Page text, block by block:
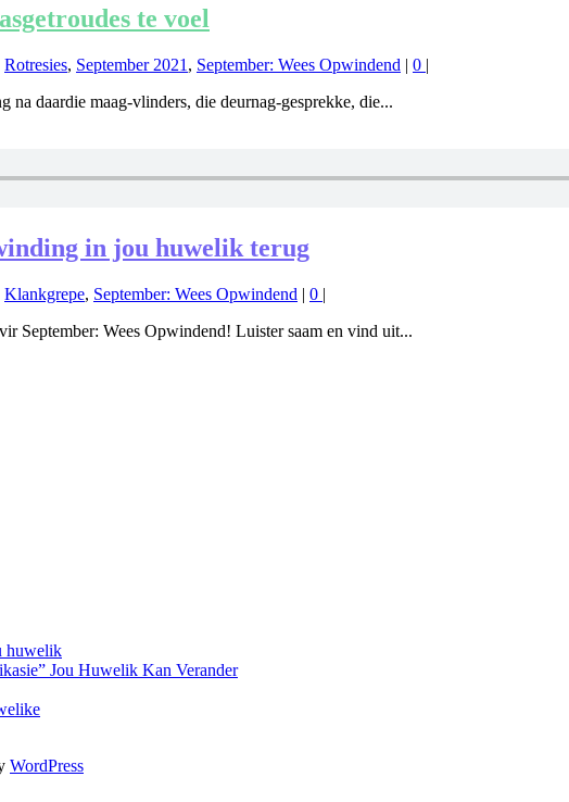
te voel
Rotresies, September 2021 , September: Wees Opwindend | 0 |
na daardie maag-vlinders, die deurnag-gesprekke, die...
in jou huwelik terug
Klankgrepe, September: Wees Opwindend | 0 |
September: Wees Opwindend! Luister saam en vind uit...
huwelik
Jou Huwelik Kan Verander
WordPress